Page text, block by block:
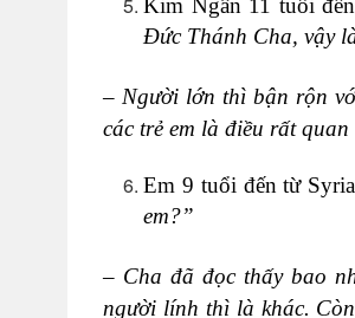
Kim Ngân 11 tuổi
Đức Thánh Cha, vậy
– Người lớn thì bận rộn
các trẻ em là điều rất
Em 9 tuổi đến từ
em?”
– Cha đã đọc thấy bao
người lính thì là khác.